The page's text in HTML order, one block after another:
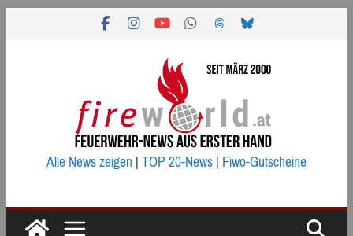
Alle News zeigen|TOP 20-News|Fiwo-Gutscheine